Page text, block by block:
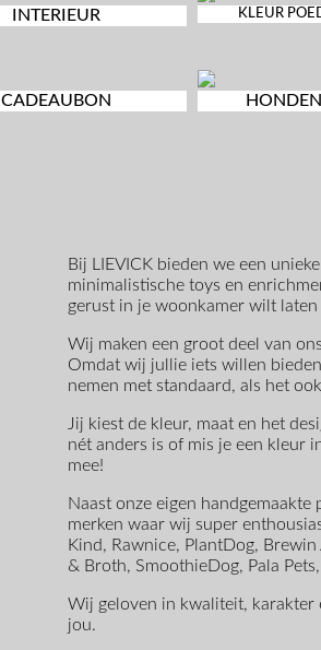
INTERIEUR KLEUR
CADEAUBON
Bij LIEVICK bieden we een
minimalistische toys en
gerust in je woonkamer wilt laten
Wij maken een groot deel van
Omdat wij jullie iets willen
nemen met standaard, als het
Jij kiest de kleur, maat en het
nét anders is of mis je een kleur
mee!
Naast onze eigen
merken waar wij super
Kind, Rawnice, PlantDog,
& Broth, SmoothieDog, Pala
Wij geloven in kwaliteit, karakter
jou.